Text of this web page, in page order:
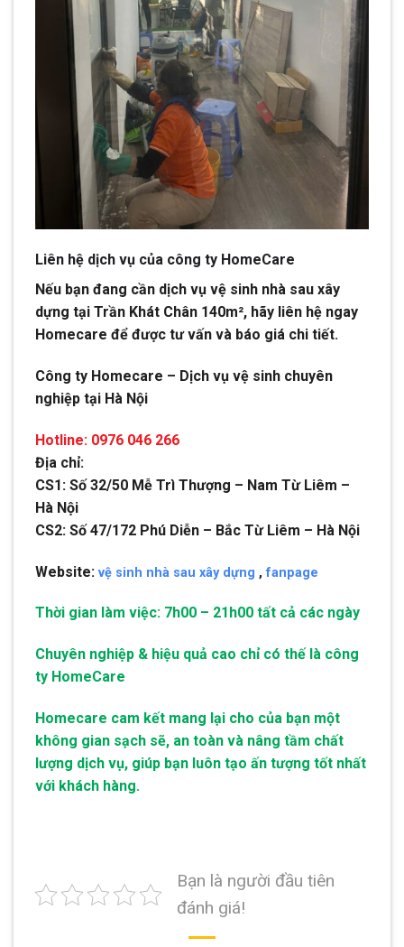
Liên hệ dịch vụ của công ty HomeCare
Nếu bạn đang cần dịch vụ vệ sinh nhà sau xây
dựng tại Trần Khát Chân 140m², hãy liên hệ ngay
Homecare để được tư vấn và báo giá chi tiết.
Công ty Homecare – Dịch vụ vệ sinh chuyên
nghiệp tại Hà Nội
Hotline: 0976 046 266
Địa chỉ:
CS1: Số 32/50 Mễ Trì Thượng – Nam Từ Liêm –
Hà Nội
CS2: Số 47/172 Phú Diễn – Bắc Từ Liêm – Hà Nội
Website: vệ sinh nhà sau xây dựng , fanpage
Thời gian làm việc: 7h00 – 21h00 tất cả các ngày
Chuyên nghiệp & hiệu quả cao chỉ có thế là công
ty HomeCare
Homecare cam kết mang lại cho của bạn một
không gian sạch sẽ, an toàn và nâng tầm chất
lượng dịch vụ, giúp bạn luôn tạo ấn tượng tốt nhất
với khách hàng.
Bạn là người đầu tiên
đánh giá!